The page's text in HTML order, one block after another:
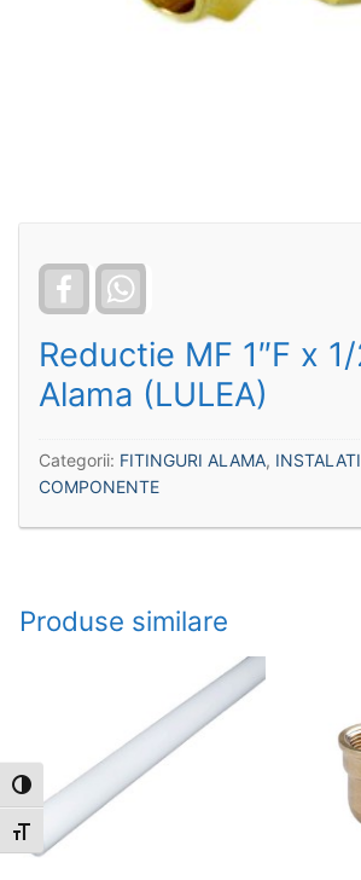
Toggle High Contrast
Toggle Font size
Facebook
Reductie MF 1″F x
Alama (LULEA)
Categorii: FITINGURI ALAMA,
COMPONENTE
Produse similare